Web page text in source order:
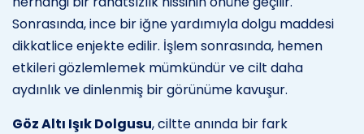
Sonrasında, ince bir iğne yardımıyla dolgu maddesi
dikkatlice enjekte edilir. İşlem sonrasında, hemen
etkileri gözlemlemek mümkündür ve cilt daha
aydınlık ve dinlenmiş bir görünüme kavuşur.
Göz Altı Işık Dolgusu, ciltte anında bir fark